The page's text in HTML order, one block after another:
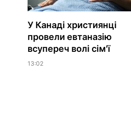
У Канаді християнці
провели евтаназію
всупереч волі сім'ї
13:02